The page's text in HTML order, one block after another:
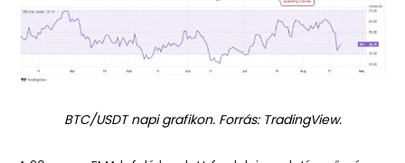
BTC/USDT napi grafikon. Forrás: TradingView.